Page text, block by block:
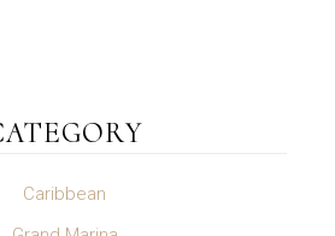
Caribbean